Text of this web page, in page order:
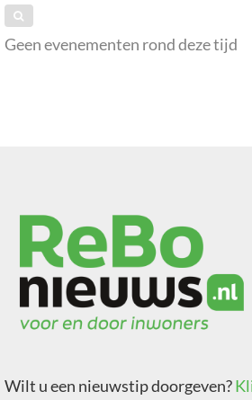
Geen evenementen rond deze tijd
Wilt u een nieuwstip doorgeven?